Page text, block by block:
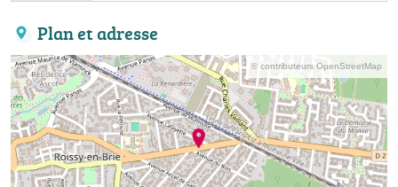
Plan et adresse
© contributeurs OpenStreetMap